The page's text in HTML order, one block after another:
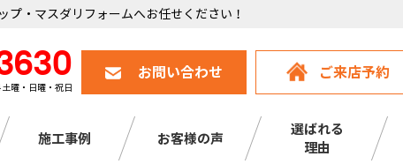
・マスダリフォームへお任せください！
曜・日曜・祝日
お問い合わせ ご来店予約
施工事例 お客様の声
選ばれる
理由